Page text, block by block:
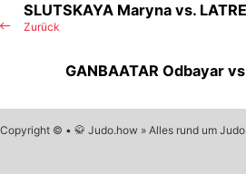
Zurück
SLUTSKAYA Maryna vs.
GANBAATAR Odbayar
Copyright © • 🥋 Judo.how » Alles rund um Judo